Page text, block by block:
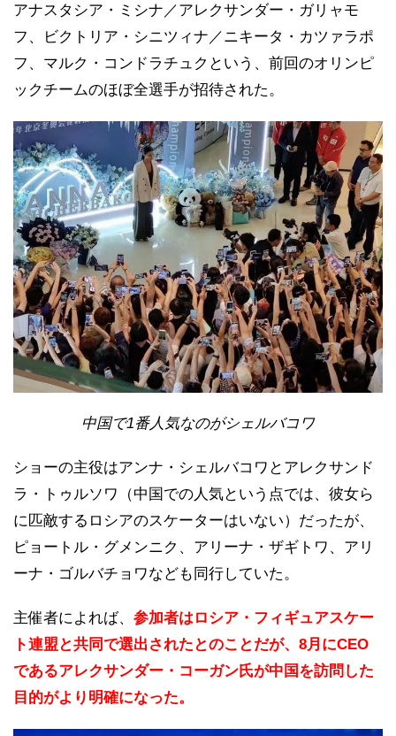
アナスタシア・ミシナ／アレクサンダー・ガリャモ
フ、ビクトリア・シニツィナ／ニキータ・カツァラポ
フ、マルク・コンドラチュクという、前回のオリンピ
ックチームのほぼ全選手が招待された。
中国で1番人気なのがシェルバコワ
ショーの主役はアンナ・シェルバコワとアレクサンド
ラ・トゥルソワ（中国での人気という点では、彼女ら
に匹敵するロシアのスケーターはいない）だったが、
ピョートル・グメンニク、アリーナ・ザギトワ、アリ
ーナ・ゴルバチョワなども同行していた。
主催者によれば、 参加者はロシア・フィギュアスケー
ト連盟と共同で選出されたとのことだが、8月にCEO
であるアレクサンダー・コーガン氏が中国を訪問した
目的がより明確になった。